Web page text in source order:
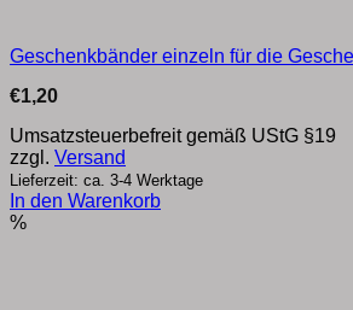
Geschenkbänder einzeln für die
€1,20
Umsatzsteuerbefreit gemäß UStG §19
zzgl. Versand
Lieferzeit: ca. 3-4 Werktage
In den Warenkorb
%